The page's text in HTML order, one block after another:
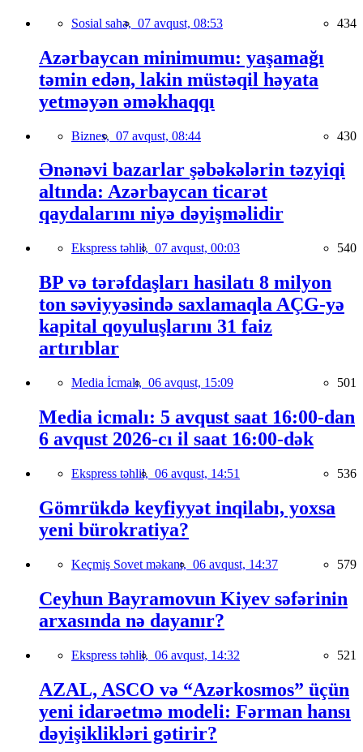
Sosial sahə, 07 avqust, 08:53 434
Azərbaycan minimumu: yaşamağı
təmin edən, lakin müstəqil həyata
yetməyən əməkhaqqı
Biznes, 07 avqust, 08:44 430
Ənənəvi bazarlar şəbəkələrin təzyiqi
altında: Azərbaycan ticarət
qaydalarını niyə dəyişməlidir
Ekspress təhlil, 07 avqust, 00:03 540
BP və tərəfdaşları hasilatı 8 milyon
ton səviyyəsində saxlamaqla AÇG-yə
kapital qoyuluşlarını 31 faiz
artırıblar
Media İcmalı, 06 avqust, 15:09 501
Media icmalı: 5 avqust saat 16:00-dan
6 avqust 2026-cı il saat 16:00-dək
Ekspress təhlil, 06 avqust, 14:51 536
Gömrükdə keyfiyyət inqilabı, yoxsa
yeni bürokratiya?
Keçmiş Sovet məkanı, 06 avqust, 14:37 579
Ceyhun Bayramovun Kiyev səfərinin
arxasında nə dayanır?
Ekspress təhlil, 06 avqust, 14:32 521
AZAL, ASCO və “Azərkosmos” üçün
yeni idarəetmə modeli: Fərman hansı
dəyişiklikləri gətirir?